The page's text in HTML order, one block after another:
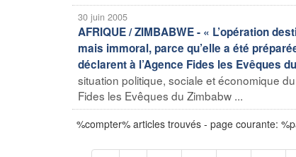
30 juin 2005
AFRIQUE / ZIMBABWE - « L’opération
mais immoral, parce qu’elle a été
déclarent à l’Agence Fides les Evêques
situation politique, sociale et économique
Fides les Evêques du Zimbabw ...
%compter% articles trouvés - page courante: